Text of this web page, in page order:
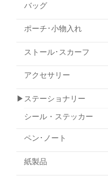
バッグ
ポーチ･小物入れ
ストール･スカーフ
アクセサリー
▶ステーショナリー
シール・ステッカー
ペン･ノート
紙製品